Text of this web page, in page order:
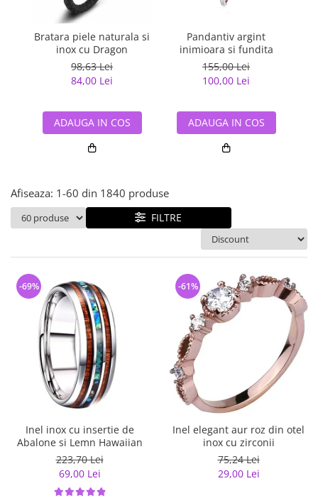
semipretioase
Bijuterii argint placat cu aur
Bijuterii argint cu diverse
Bijuterii de Lux
Bijuterii gotice si rock
Bijuterii Handmade
Bijuterii fantezie
Bijuterii tungsten
Solutii si lavete de curatare
bijuterii argint
Bratara piele naturala si
inox cu Dragon
98,63 Lei
84,00 Lei
ADAUGA IN COS
Pandantiv argint
inimioara si fundita
155,00 Lei
100,00 Lei
ADAUGA IN COS
Afiseaza: 1-60 din 1840 produse
FILTRE
Inel inox cu insertie de
Abalone si Lemn Hawaiian
223,70 Lei
69,00 Lei
-69%
Inel elegant aur roz din otel
inox cu zirconii
75,24 Lei
29,00 Lei
-61%